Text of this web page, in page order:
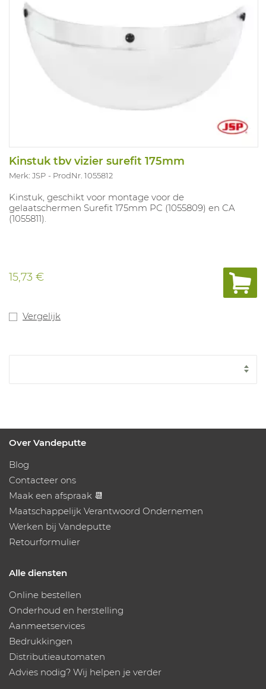
Kinstuk tbv vizier surefit 175mm
Merk: JSP ProdNr. 1055812
Kinstuk, geschikt voor montage voor de
gelaatschermen Surefit 175mm PC (1055809) en CA
(1055811).
15,73 €
Vergelijk
Over Vandeputte
Blog
Contacteer ons
Maak een afspraak 📆
Maatschappelijk Verantwoord Ondernemen
Werken bij Vandeputte
Retourformulier
Alle diensten
Online bestellen
Onderhoud en herstelling
Aanmeetservices
Bedrukkingen
Distributieautomaten
Advies nodig? Wij helpen je verder